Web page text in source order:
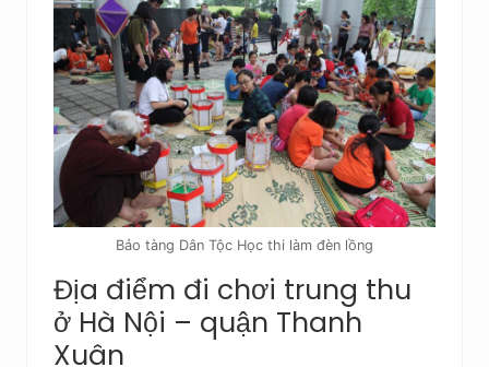
Bảo tàng Dân Tộc Học thi làm đèn lồng
Địa điểm đi chơi trung thu
ở Hà Nội – quận Thanh
Xuân